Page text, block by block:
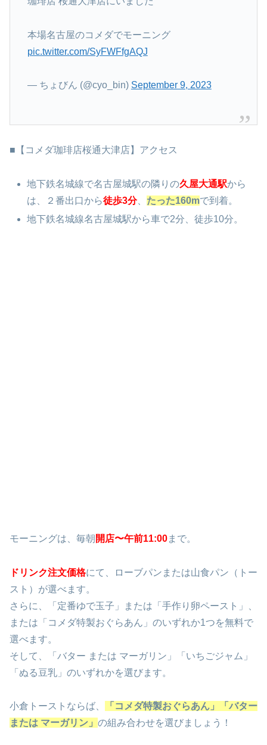
本場名古屋のコメダでモーニング
pic.twitter.com/SyFWFfgAQJ
— ちょびん (@cyo_bin) September 9, 2023
■【コメダ珈琲店桜通大津店】アクセス
地下鉄名城線で名古屋城駅の隣りの久屋大通駅から
は、２番出口から徒歩3分、 たった160mで到着。
地下鉄名城線名古屋城駅から車で2分、徒歩10分。
モーニングは、毎朝 開店〜午前11:00まで。
ドリンク注文価格にて、ローブパンまたは山食パン（トー
スト）が選べます。
さらに、「定番ゆで玉子」または「手作り卵ペースト」、
または「コメダ特製おぐらあん」のいずれか1つを無料で
選べます。
そして、「バター または マーガリン」「いちごジャム」
「ぬる豆乳」のいずれかを選びます。
小倉トーストならば、
「コメダ特製おぐらあん」「バター
または マーガリン」 の組み合わせを選びましょう！